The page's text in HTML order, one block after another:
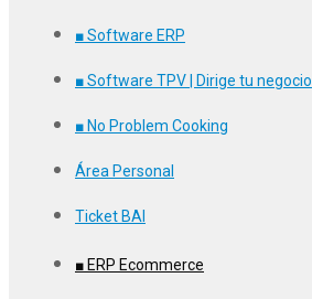
■ Software ERP
■ Software TPV | Dirige tu negocio
■ No Problem Cooking
Área Personal
Ticket BAI
■ ERP Ecommerce